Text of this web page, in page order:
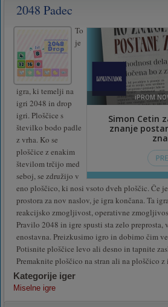
2048 Padec
To
je
igra, ki temelji na
igri 2048 in drop
igri. Ploščice s
številko bodo padle
z vrha. Ko se
ploščice z enakim
številom trčijo med
seboj, se združijo v
eno ploščico, ki nosi vsoto dveh ploščic. Če
prostora za nov naslov, je igra končana. Ta
reakcijsko zmogljivost, operativne
Pravilo 2048 in igre spusti sta zelo preprosta,
enostavna. Preizkusimo igro in dobimo čim
Potisnite ploščice levo ali desno in tapnite
Premaknite ploščico na stran ali na ploščico
Kategorije iger
Miselne igre